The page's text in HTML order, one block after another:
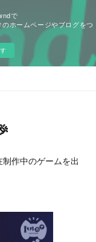
で
ホームページやブログをつ
作中のゲームを出